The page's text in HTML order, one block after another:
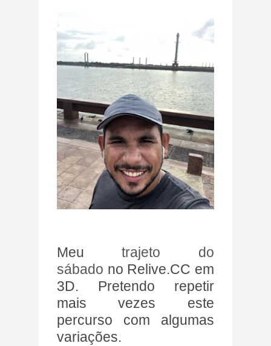
Meutrajeto do
sábado no Relive.CC em
3D. Pretendo repetir
mais vezes este
percurso com algumas
variações.